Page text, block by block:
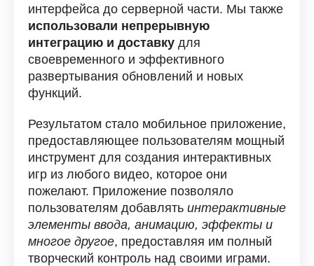
интерфейса до серверной части. Мы также
использовали непрерывную
интеграцию и доставку для
своевременного и эффективного
развертывания обновлений и новых
функций.
Результатом стало мобильное приложение,
предоставляющее пользователям мощный
инструмент для создания интерактивных
игр из любого видео, которое они
пожелают. Приложение позволяло
пользователям добавлять интерактивные
элементы ввода, анимацию, эффекты и
многое другое, предоставляя им полный
творческий контроль над своими играми.